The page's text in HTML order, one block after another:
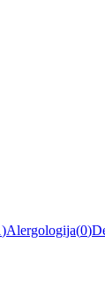
)Alergologija(0)